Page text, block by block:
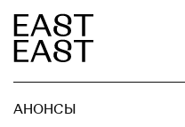
АНОНСЫ